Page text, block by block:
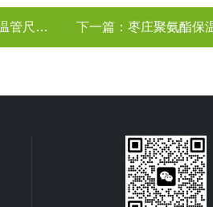
保温管 下一篇： 枣庄聚氨酯保温管塑